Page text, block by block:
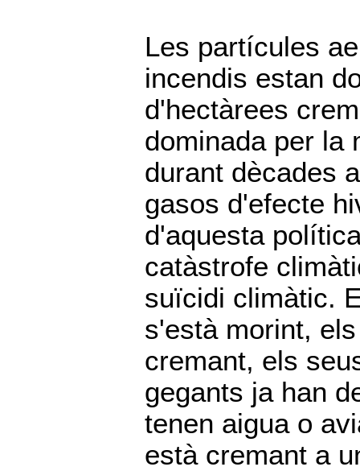
Les partícules
incendis estan
d'hectàrees
dominada per la
durant dècades
gasos d'efecte
d'aquesta
catàstrofe
suïcidi climàtic.
s'està morint,
cremant, els
gegants ja han
tenen aigua o
està cremant a